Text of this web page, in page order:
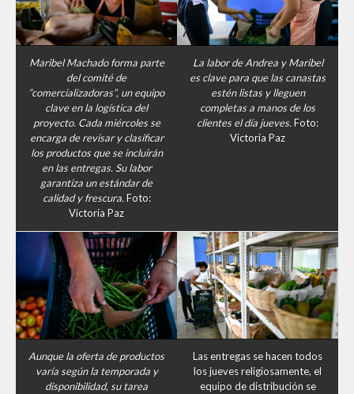
Maribel Machado forma parte
del comité de
“comercializadoras”, un equipo
clave en la logística del
proyecto. Cada miércoles se
encarga de revisar y clasificar
los productos que se incluirán
en las entregas. Su labor
garantiza un estándar de
calidad y frescura.Foto:
Victoria Paz
La labor de Andrea y Maribel
es clave para que las canastas
estén listas y lleguen
completas a manos de los
clientes el día jueves.Foto:
Victoria Paz
Aunque la oferta de productos
varía según la temporada y
disponibilidad, su tarea
Las entregas se hacen todos
los jueves religiosamente, el
equipo de distribución se